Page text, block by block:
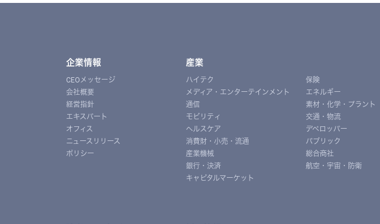
企業情報
CEOメッセージ
会社概要
経営指針
エキスパート
オフィス
ニュースリリース
ポリシー
産業
ハイテク
メディア・エンターテインメント
通信
モビリティ
ヘルスケア
消費財・小売・流通
産業機械
銀行・決済
キャピタルマーケット
保険
エネルギー
素材・化学・プラント
交通・物流
デベロッパー
パブリック
総合商社
航空・宇宙・防衛